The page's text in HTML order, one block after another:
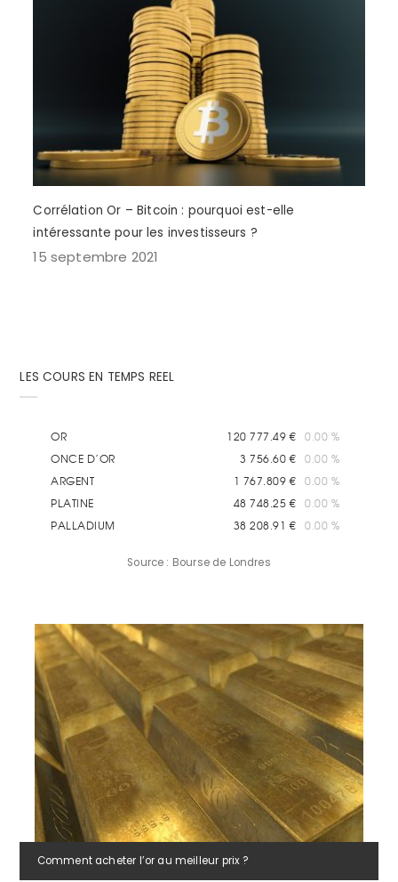
Corrélation Or – Bitcoin : pourquoi est-elle
intéressante pour les investisseurs ?
15 septembre 2021
LES COURS EN TEMPS REEL
Source : Bourse de Londres
Comment acheter l’or au meilleur prix ?